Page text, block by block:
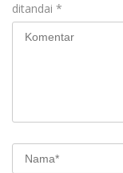
ditandai *